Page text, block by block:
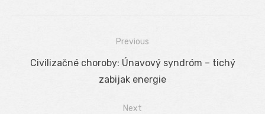
Navigácia
Previous
Previous
Civilizačné choroby: Únavový syndróm – tichý
zabijak energie
Next